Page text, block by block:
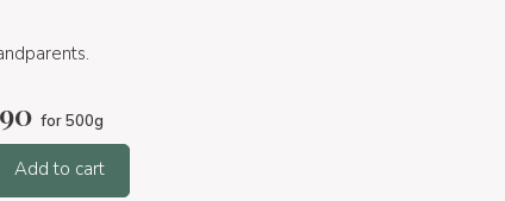
for 500g
Add to cart